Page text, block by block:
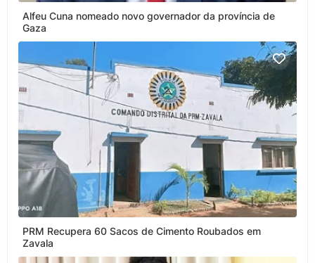
Alfeu Cuna nomeado novo governador da província de
Gaza
PRM Recupera 60 Sacos de Cimento Roubados em
Zavala